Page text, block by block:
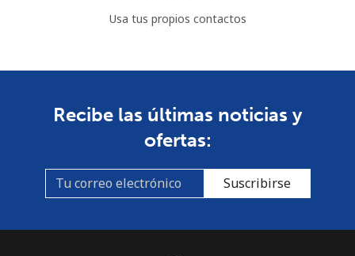
Usa tus propios contactos
Recibe las últimas noticias y
ofertas:
Suscribirse